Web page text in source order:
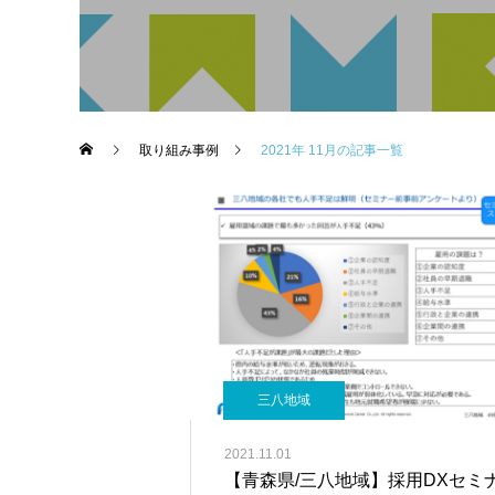
取り組み事例 2021年 11月の記事一覧
三八地域
2021.11.01
【青森県/三八地域】採用DXセミ